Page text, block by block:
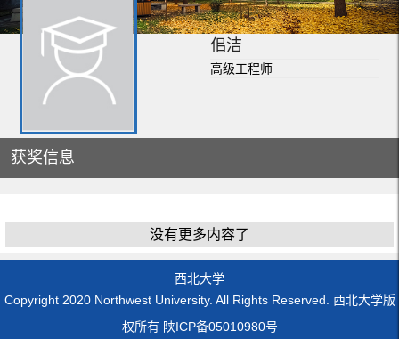
佀洁
高级工程师
获奖信息
没有更多内容了
西北大学
Copyright 2020 Northwest University. All Rights Reserved. 西北大学版
权所有 陕ICP备05010980号